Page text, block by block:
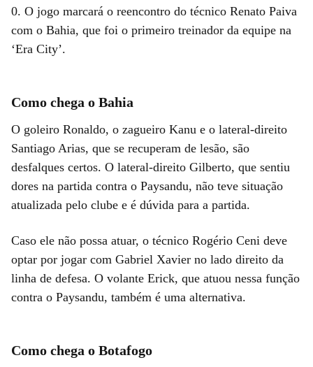
0. O jogo marcará o reencontro do técnico Renato Paiva
com o Bahia, que foi o primeiro treinador da equipe na
‘Era City’.
Como chega o Bahia
O goleiro Ronaldo, o zagueiro Kanu e o lateral-direito
Santiago Arias, que se recuperam de lesão, são
desfalques certos. O lateral-direito Gilberto, que sentiu
dores na partida contra o Paysandu, não teve situação
atualizada pelo clube e é dúvida para a partida.
Caso ele não possa atuar, o técnico Rogério Ceni deve
optar por jogar com Gabriel Xavier no lado direito da
linha de defesa. O volante Erick, que atuou nessa função
contra o Paysandu, também é uma alternativa.
Como chega o Botafogo